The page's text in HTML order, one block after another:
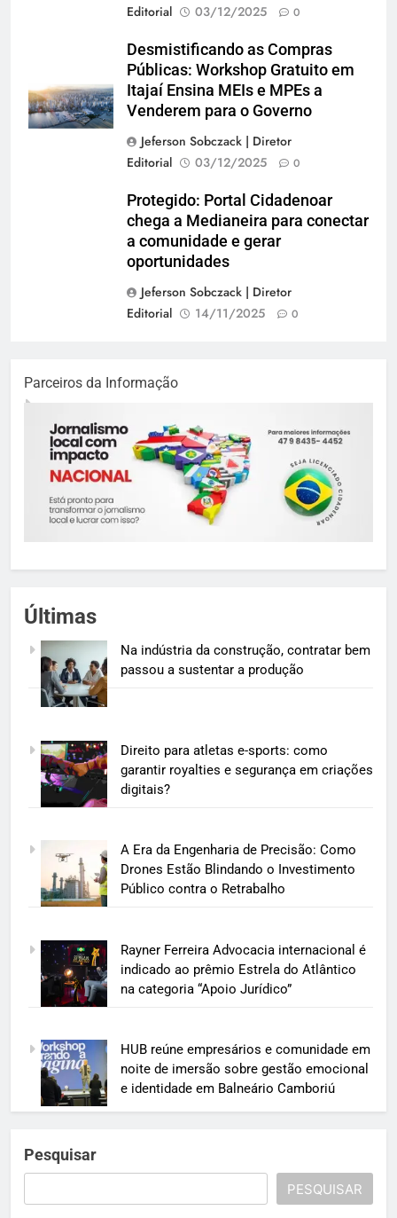
Editorial
03/12/2025 0
Desmistificando as Compras
Públicas: Workshop Gratuito em
Itajaí Ensina MEIs e MPEs a
Venderem para o Governo
Jeferson Sobczack | Diretor
Editorial
03/12/2025 0
Protegido: Portal Cidadenoar
chega a Medianeira para conectar
a comunidade e gerar
oportunidades
Jeferson Sobczack | Diretor
Editorial
14/11/2025 0
Parceiros da Informação
Últimas
Na indústria da construção, contratar bem
passou a sustentar a produção
Direito para atletas e-sports: como
garantir royalties e segurança em criações
digitais?
A Era da Engenharia de Precisão: Como
Drones Estão Blindando o Investimento
Público contra o Retrabalho
Rayner Ferreira Advocacia internacional é
indicado ao prêmio Estrela do Atlântico
na categoria “Apoio Jurídico”
HUB reúne empresários e comunidade em
noite de imersão sobre gestão emocional
e identidade em Balneário Camboriú
Pesquisar
PESQUISAR